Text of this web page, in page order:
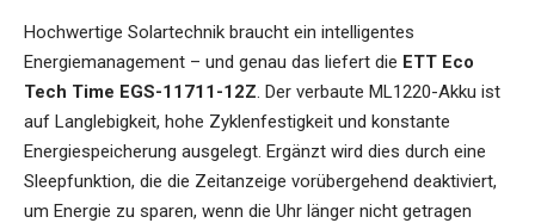
Hochwertige Solartechnik braucht ein intelligentes
Energiemanagement – und genau das liefert die ETT Eco
Tech Time EGS-11711-12Z. Der verbaute ML1220-Akku ist
auf Langlebigkeit, hohe Zyklenfestigkeit und konstante
Energiespeicherung ausgelegt. Ergänzt wird dies durch eine
Sleepfunktion, die die Zeitanzeige vorübergehend deaktiviert,
um Energie zu sparen, wenn die Uhr länger nicht getragen